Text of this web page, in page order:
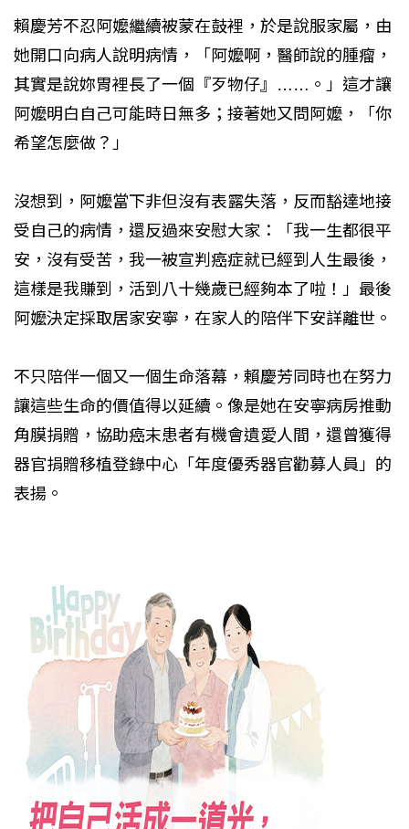
賴慶芳不忍阿嬤繼續被蒙在鼓裡，於是說服家屬，由
她開口向病人說明病情，「阿嬤啊，醫師說的腫瘤，
其實是說妳胃裡長了一個『歹物仔』……。」這才讓
阿嬤明白自己可能時日無多；接著她又問阿嬤，「你
希望怎麼做？」
沒想到，阿嬤當下非但沒有表露失落，反而豁達地接
受自己的病情，還反過來安慰大家：「我一生都很平
安，沒有受苦，我一被宣判癌症就已經到人生最後，
這樣是我賺到，活到八十幾歲已經夠本了啦！」最後
阿嬤決定採取居家安寧，在家人的陪伴下安詳離世。
不只陪伴一個又一個生命落幕，賴慶芳同時也在努力
讓這些生命的價值得以延續。像是她在安寧病房推動
角膜捐贈，協助癌末患者有機會遺愛人間，還曾獲得
器官捐贈移植登錄中心「年度優秀器官勸募人員」的
表揚。